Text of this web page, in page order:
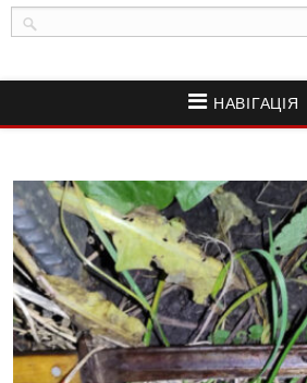
НАВІГАЦІЯ